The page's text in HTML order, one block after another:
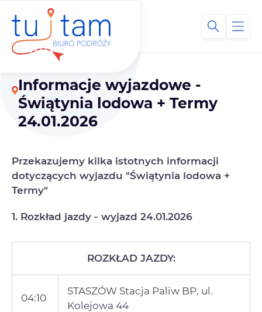
Informacje wyjazdowe -
Świątynia lodowa + Termy
24.01.2026
Przekazujemy kilka istotnych informacji
dotyczących wyjazdu "Świątynia lodowa +
Termy"
1. Rozkład jazdy - wyjazd 24.01.2026
ROZKŁAD JAZDY:
04:10
STASZÓW Stacja Paliw BP, ul.
Kolejowa 44